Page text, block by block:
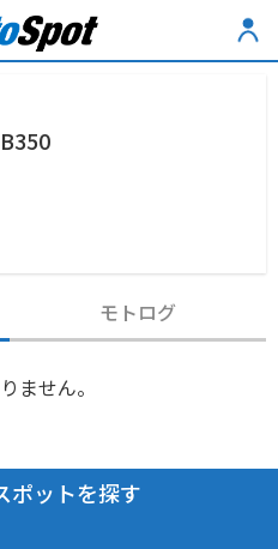
モトログ
ません。
ポットを探す